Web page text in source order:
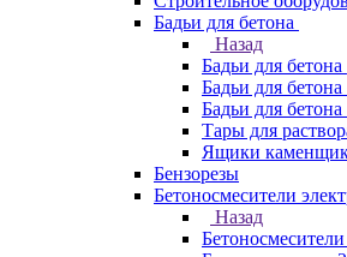
Бадьи для бетона
Назад
Бадьи для бетона
Бадьи для
Бадьи для
Тары для
Ящики
Бензорезы
Бетоносмесители
Назад